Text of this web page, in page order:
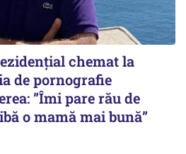
chemat la
de pornografie
”Îmi pare rău de
o mamă mai bună”